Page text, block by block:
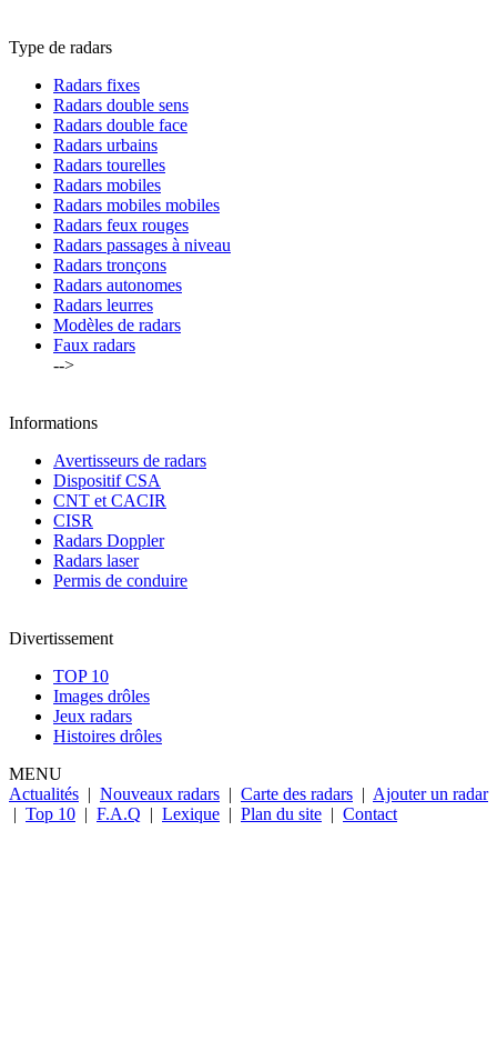
Type de radars
Radars fixes
Radars double sens
Radars double face
Radars urbains
Radars tourelles
Radars mobiles
Radars mobiles mobiles
Radars feux rouges
Radars passages à niveau
Radars tronçons
Radars autonomes
Radars leurres
Modèles de radars
Faux radars
-->
Informations
Avertisseurs de radars
Dispositif CSA
CNT et CACIR
CISR
Radars Doppler
Radars laser
Permis de conduire
Divertissement
TOP 10
Images drôles
Jeux radars
Histoires drôles
MENU
Actualités | Nouveaux radars | Carte des radars | Ajouter un radar
| Top 10 | F.A.Q | Lexique | Plan du site | Contact